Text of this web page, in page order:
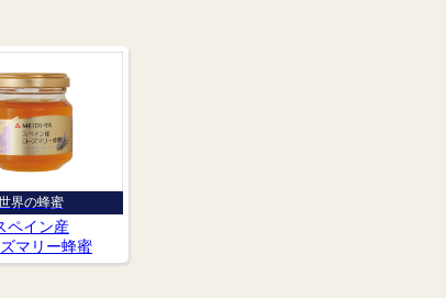
界の蜂蜜
ペイン産
マリー蜂蜜